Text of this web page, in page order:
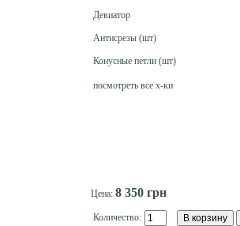
Девиатор
Антисрезы (шт)
Конусные петли (шт)
посмотреть все х-ки
Цена: 8 350 грн
Количество: